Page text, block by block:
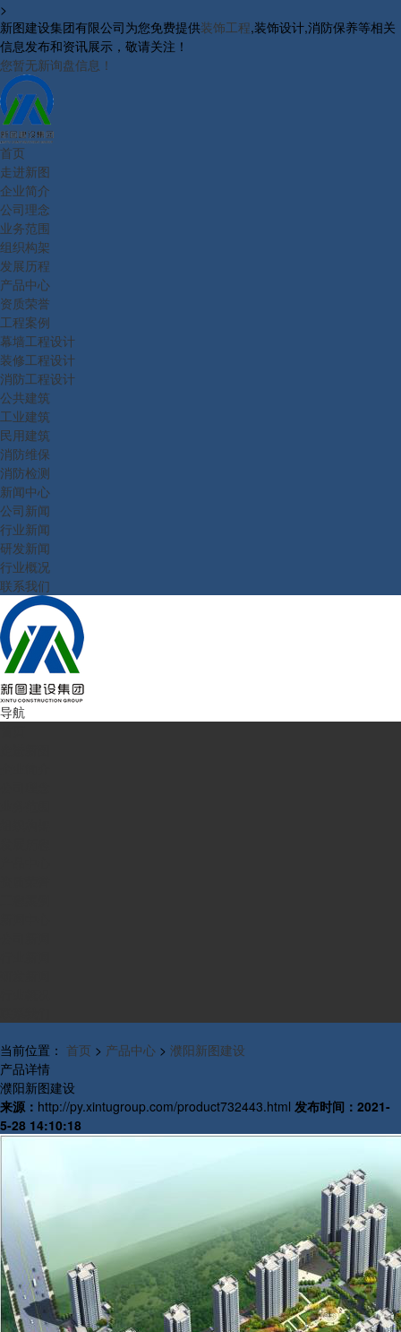
>
新图建设集团有限公司为您免费提供装饰工程,装饰设计,消防保养等相关
信息发布和资讯展示，敬请关注！
您暂无新询盘信息！
首页
走进新图
企业简介
公司理念
业务范围
组织构架
发展历程
产品中心
资质荣誉
工程案例
幕墙工程设计
装修工程设计
消防工程设计
公共建筑
工业建筑
民用建筑
消防维保
消防检测
新闻中心
公司新闻
行业新闻
研发新闻
行业概况
联系我们
导航
当前位置： 首页 > 产品中心 > 濮阳新图建设
产品详情
濮阳新图建设
来源： http://py.xintugroup.com/product732443.html 发布时间： 2021-
5-28 14:10:18